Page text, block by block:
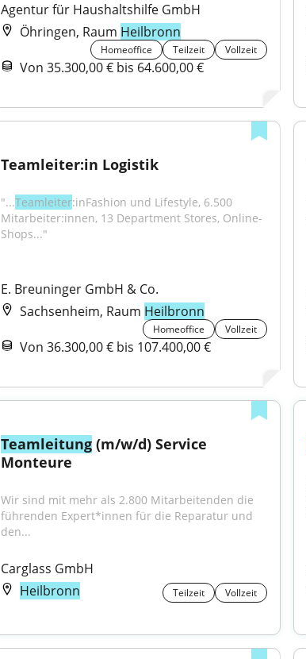
Agentur für Haushaltshilfe GmbH
Öhringen, Raum Heilbronn
Homeoffice Teilzeit Vollzeit
Von 35.300,00 € bis 64.600,00 €
Teamleiter:in Logistik
"...Teamleiter:inFashion und Lifestyle, 6.500
Mitarbeiter:innen, 13 Department Stores, Online-
Shops..."
E. Breuninger GmbH & Co.
Sachsenheim, Raum Heilbronn
Homeoffice Vollzeit
Von 36.300,00 € bis 107.400,00 €
Teamleitung (m/w/d) Service
Monteure
Wir sind mit mehr als 2.800 Mitarbeitenden die
führenden Expert*innen für die Reparatur und
den...
Carglass GmbH
Heilbronn
Teilzeit Vollzeit